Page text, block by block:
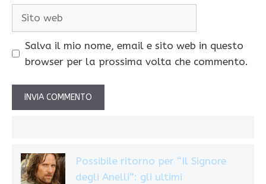
Salva il mio nome, email e sito web in questo
browser per la prossima volta che commento.
Possibile ritorno per “Il Signore
degli Anelli”: gli ultimi